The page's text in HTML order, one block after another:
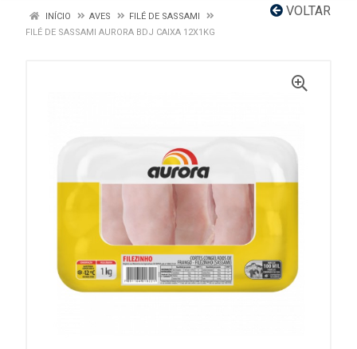
VOLTAR
INÍCIO AVES
FILÉ DE SASSAMI
FILÉ DE SASSAMI AURORA BDJ CAIXA 12X1KG